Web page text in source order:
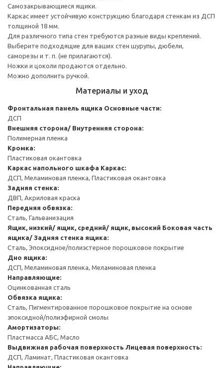
Самозакрывающиеся ящики.
Каркас имеет устойчивую конструкцию благодаря стенкам из ДСП
толщиной 18 мм.
Для различного типа стен требуются разные виды креплений.
Выберите подходящие для ваших стен шурупы, дюбели,
саморезы и т. п. (не прилагаются).
Ножки и цоколи продаются отдельно.
Можно дополнить ручкой.
Материалы и уход
Фронтальная панель ящика Основные части:
ДСП
Внешняя сторона/ Внутренняя сторона:
Полимерная пленка
Кромка:
Пластиковая окантовка
Каркас напольного шкафа Каркас:
ДСП, Меламиновая пленка, Пластиковая окантовка
Задняя стенка:
ДВП, Акриловая краска
Передняя обвязка:
Сталь, Гальванизация
Ящик, низкий/ ящик, средний/ ящик, высокий Боковая часть
ящика/ Задняя стенка ящика:
Сталь, Эпоксидное/полиэстерное порошковое покрытие
Дно ящика:
ДСП, Меламиновая пленка, Меламиновая пленка
Направляющие:
Оцинкованная сталь
Обвязка ящика:
Сталь, Пигментированное порошковое покрытие на основе
эпоксидной/полиэфирной смолы
Амортизаторы:
Пластмасса АБС, Масло
Выдвижная рабочая поверхность Лицевая поверхность:
ДСП, Ламинат, Пластиковая окантовка